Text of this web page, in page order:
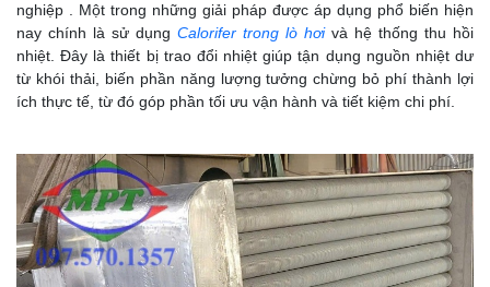
nghiệp . Một trong những giải pháp được áp dụng phổ biến hiện
nay chính là sử dụng Calorifer trong lò hơivà hệ thống thu hồi
nhiệt. Đây là thiết bị trao đổi nhiệt giúp tận dụng nguồn nhiệt dư
từ khói thải, biến phần năng lượng tưởng chừng bỏ phí thành lợi
ích thực tế, từ đó góp phần tối ưu vận hành và tiết kiệm chi phí.